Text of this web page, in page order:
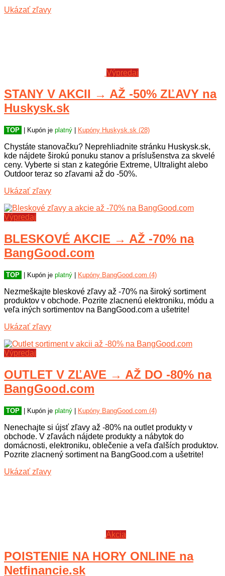
Ukázať zľavy
Výpredaj
STANY V AKCII → AŽ -50% ZĽAVY na
Huskysk.sk
TOP | Kupón je platný Kupóny Huskysk.sk (28)
Chystáte stanovačku? Neprehliadnite stránku Huskysk.sk,
kde nájdete širokú ponuku stanov a príslušenstva za skvelé
ceny. Vyberte si stan z kategórie Extreme, Ultralight alebo
Outdoor teraz so zľavami až do -50%.
Ukázať zľavy
Výpredaj
BLESKOVÉ AKCIE → AŽ -70% na
BangGood.com
TOP | Kupón je platný Kupóny BangGood.com (4)
Nezmeškajte bleskové zľavy až -70% na široký sortiment
produktov v obchode. Pozrite zlacnenú elektroniku, módu a
veľa iných sortimentov na BangGood.com a ušetrite!
Ukázať zľavy
Výpredaj
OUTLET V ZĽAVE → AŽ DO -80% na
BangGood.com
TOP | Kupón je platný Kupóny BangGood.com (4)
Nenechajte si újsť zľavy až -80% na outlet produkty v
obchode. V zľavách nájdete produkty a nábytok do
domácnosti, elektroniku, oblečenie a veľa ďalších produktov.
Pozrite zlacnený sortiment na BangGood.com a ušetrite!
Ukázať zľavy
Akcia
POISTENIE NA HORY ONLINE na
Netfinancie.sk